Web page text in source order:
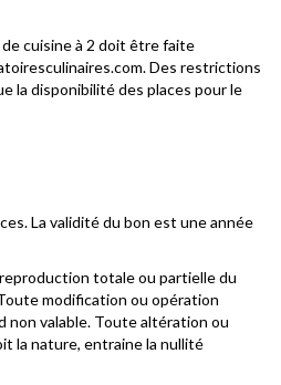
cuisine à 2 doit être faite
Des restrictions
la disponibilité des places pour le
La validité du bon est une année
totale ou partielle du
modification ou opération
non valable. Toute altération ou
la nature, entraine la nullité